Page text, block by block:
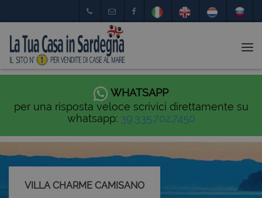
WHATSAPP
per una risposta veloce scrivici direttamente su
whatsapp: 39.335.702.7450
VILLA CHARME CAMISANO